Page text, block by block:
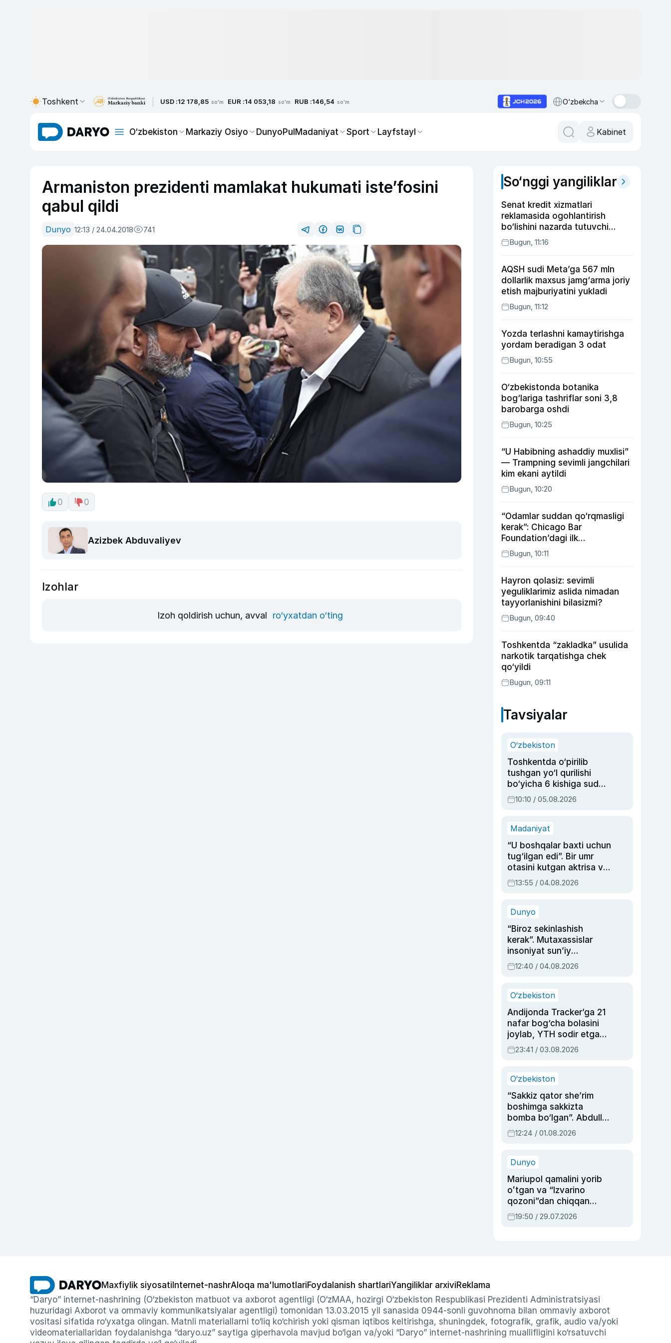
Toshkent USD :12 178,85 so'm EUR :14 053,18 so'm RUB :146,54 so'm O‘zbekcha
O‘zbekiston Markaziy Osiyo DunyoPulMadaniyat Sport Layfstayl Kabinet
Armaniston prezidenti mamlakat hukumati iste’fosini
qabul qildi
Dunyo 12:13 / 24.04.2018 741
0 0
Azizbek Abduvaliyev
Izohlar
Izoh qoldirish uchun, avval ro‘yxatdan o‘ting
So‘nggi yangiliklar
Senat kredit xizmatlari
reklamasida ogohlantirish
bo‘lishini nazarda tutuvchi
qonunni ma’qulladi
Bugun, 11:16
AQSH sudi Meta’ga 567 mln
dollarlik maxsus jamg‘arma joriy
etish majburiyatini yukladi
Bugun, 11:12
Yozda terlashni kamaytirishga
yordam beradigan 3 odat
Bugun, 10:55
O‘zbekistonda botanika
bog‘lariga tashriflar soni 3,8
barobarga oshdi
Bugun, 10:25
“U Habibning ashaddiy muxlisi”
— Trampning sevimli jangchilari
kim ekani aytildi
Bugun, 10:20
“Odamlar suddan qo‘rqmasligi
kerak”: Chicago Bar
Foundation’dagi ilk
o‘zbekistonlik Go‘zal
Abduaxatova
Bugun, 10:11
Hayron qolasiz: sevimli
yeguliklarimiz aslida nimadan
tayyorlanishini bilasizmi?
Bugun, 09:40
Toshkentda “zakladka” usulida
narkotik tarqatishga chek
qo‘yildi
Bugun, 09:11
Tavsiyalar
O‘zbekiston
Toshkentda o‘pirilib
tushgan yo‘l qurilishi
bo‘yicha 6 kishiga sud
hukmi o‘qildi
10:10 / 05.08.2026
Madaniyat
“U boshqalar baxti uchun
tug‘ilgan edi”. Bir umr
otasini kutgan aktrisa va
dublyaj ustasi Rimma
Ahmedovaning
13:55 / 04.08.2026
Dunyo
“Biroz sekinlashish
kerak”. Mutaxassislar
insoniyat sun’iy
intellektni boshqara
olmay qolishidan xavotir
12:40 / 04.08.2026
O‘zbekiston
Andijonda Tracker’ga 21
nafar bog‘cha bolasini
joylab, YTH sodir etgan
ayolga sud hukmi o‘qildi
23:41 / 03.08.2026
O‘zbekiston
“Sakkiz qator she’rim
boshimga sakkizta
bomba bo‘lgan”. Abdulla
Oripovni siyosiy
ayblovlardan asrab
12:24 / 01.08.2026
Dunyo
Mariupol qamalini yorib
oʻtgan va “Izvarino
qozoni”dan chiqqan
qahramon — Ukraina
armiyasi bosh
19:50 / 29.07.2026
Maxfiylik siyosati Internet-nashrAloqa ma'lumotlariFoydalanish shartlariYangiliklar arxiviReklama
“Daryo” internet-nashrining (O‘zbekiston matbuot va axborot agentligi (O‘zMAA, hozirgi O‘zbekiston Respublikasi Prezidenti Administratsiyasi
huzuridagi Axborot va ommaviy kommunikatsiyalar agentligi) tomonidan 13.03.2015 yil sanasida 0944-sonli guvohnoma bilan ommaviy axborot
vositasi sifatida ro‘yxatga olingan. Matnli materiallarni to‘liq ko‘chirish yoki qisman iqtibos keltirishga, shuningdek, fotografik, grafik, audio va/yoki
videomateriallaridan foydalanishga “daryo.uz” saytiga giperhavola mavjud bo‘lgan va/yoki “Daryo” internet-nashrining muallifligini ko‘rsatuvchi